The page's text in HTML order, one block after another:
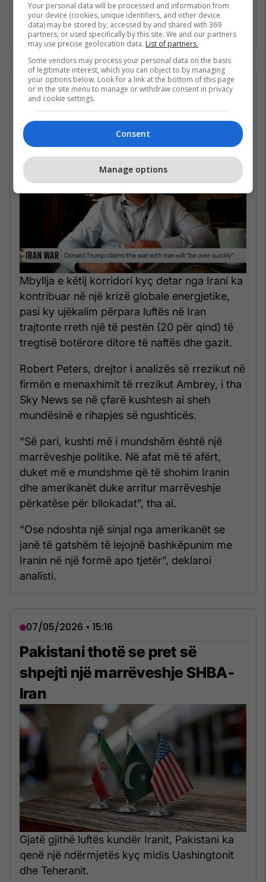
Gjirin Persik dhe nuk janë në gjendje të arrijnë
në det të hapur për shkak të bllokadës
iraniane. /Telegrafi/
07/05/2026 • 16:19
Në çfarë kushtesh mund të
rihapet Ngushtica e Hormuzit?
Mbyllja e këtij korridori kyç detar nga Irani ka
kontribuar në një krizë globale energjetike,
pasi ky ujëkalim përpara luftës në Iran
trajtonte rreth një të pestën (20 për qind) të
tregtisë botërore ditore të naftës dhe gazit.
Robert Peters, drejtor i analizës së rrezikut në
firmën e menaxhimit të rrezikut Ambrey, i tha
Sky News se në çfarë kushtesh ai sheh
mundësinë e rihapjes së ngushticës.
“Së pari, kushti më i mundshëm është një
marrëveshje politike. Në afat më të afërt,
duket më e mundshme që të shohim Iranin
dhe amerikanët duke arritur marrëveshje
përkatëse për bllokadat”, tha ai.
“Ose ndoshta një sinjal nga amerikanët se
janë të gatshëm të lejojnë bashkëpunim me
Iranin në një formë apo tjetër”, deklaroi
analisti.
07/05/2026 • 15:16
Pakistani thotë se pret së
shpejti një marrëveshje SHBA-
Iran
Gjatë gjithë luftës kundër Iranit, Pakistani ka
qenë një ndërmjetës kyç midis Uashingtonit
dhe Teheranit.
Your personal data will be processed and information from
your device (cookies, unique identifiers, and other device
data) may be stored by, accessed by and shared with 369
partners, or used specifically by this site. We and our partners
may use precise geolocation data. List of partners.
Some vendors may process your personal data on the basis
of legitimate interest, which you can object to by managing
your options below. Look for a link at the bottom of this page
or in the site menu to manage or withdraw consent in privacy
and cookie settings.
Consent
Manage options